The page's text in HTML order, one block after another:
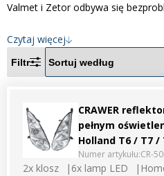
Valmet i Zetor odbywa się
Czytaj więcej
Filtr
CRAWER
pełnym
Holland T6 / T7
Numer artykułu:CR-
2x klosz 6x lamp LED